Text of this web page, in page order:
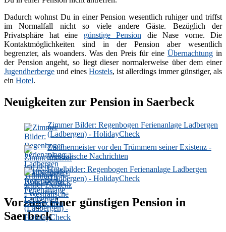
Dadurch wohnst Du in einer Pension wesentlich ruhiger und triffst
im Normalfall nicht so viele andere Gäste. Bezüglich der
Privatsphäre hat eine günstige Pension die Nase vorne. Die
Kontaktmöglichkeiten sind in der Pension aber wesentlich
begrenzter, als woanders. Was den Preis für eine Übernachtung in
der Pension angeht, so liegt dieser normalerweise über dem einer
Jugendherberge und eines Hostels, ist allerdings immer günstiger, als
ein Hotel.
Neuigkeiten zur Pension in Saerbeck
Zimmer Bilder: Regenbogen Ferienanlage Ladbergen
(Ladbergen) - HolidayCheck
Zimmermeister vor den Trümmern seiner Existenz -
Westfälische Nachrichten
Hotelbilder: Regenbogen Ferienanlage Ladbergen
(Ladbergen) - HolidayCheck
Vorzüge einer günstigen Pension in
Saerbeck